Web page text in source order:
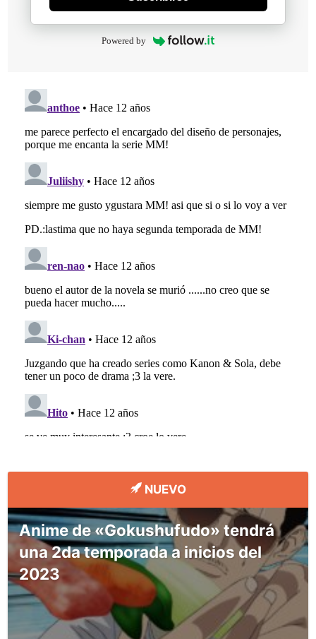
Powered by
NUEVO
Anime de «Gokushufudo» tendrá
una 2da temporada a inicios del
2023